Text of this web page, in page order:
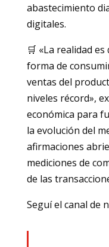
abastecimiento
digitales.
🛒 «La realidad
forma de
ventas del
niveles récord»,
económica para
la evolución del
afirmaciones
mediciones de
de las
Seguí el canal de